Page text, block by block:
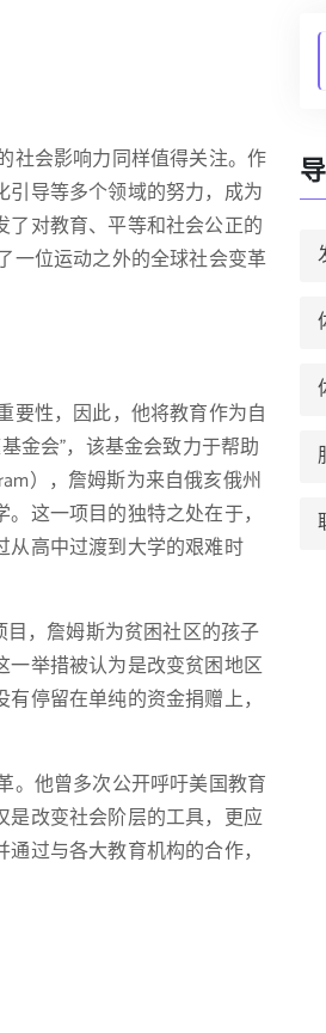
社会影响力同样值得关注。作
导等多个领域的努力，成为
对教育、平等和社会公正的
一位运动之外的全球社会变革
要性，因此，他将教育作为自
金会”，该基金会致力于帮助
），詹姆斯为来自俄亥俄州
这一项目的独特之处在于，
从高中过渡到大学的艰难时
目，詹姆斯为贫困社区的孩子
举措被认为是改变贫困地区
停留在单纯的资金捐赠上，
。他曾多次公开呼吁美国教育
改变社会阶层的工具，更应
过与各大教育机构的合作，